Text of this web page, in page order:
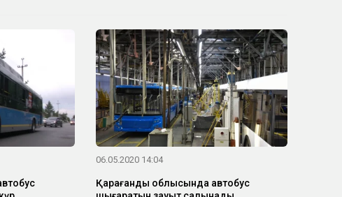
06.05.2020 14:04
Қарағанды облысында автобус